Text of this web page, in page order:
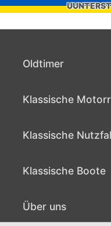
Oldtimer
Klassische
Klassische
Klassische Boote
Über uns